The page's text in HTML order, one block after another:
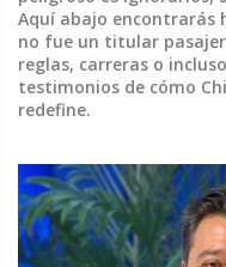
Aquí abajo encontrarás
no fue un titular
reglas, carreras o
testimonios de cómo
redefine.